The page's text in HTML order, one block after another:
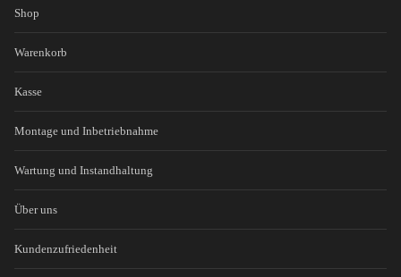
Shop
Warenkorb
Kasse
Montage und Inbetriebnahme
Wartung und Instandhaltung
Über uns
Kundenzufriedenheit